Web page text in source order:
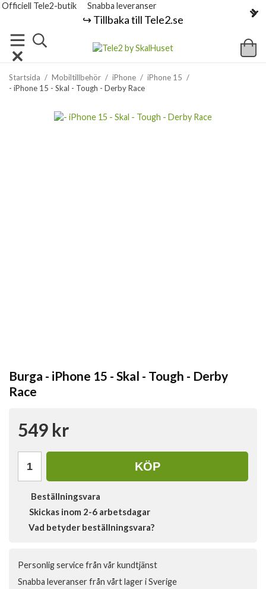
Officiell Tele2-butik Snabba leveranser
↪️ Tillbaka till Tele2.se
Startsida / Mobiltillbehör / iPhone / iPhone 15 /
- iPhone 15 - Skal - Tough - Derby Race
Burga - iPhone 15 - Skal - Tough - Derby
Race
549 kr
KÖP
Beställningsvara
Skickas inom 2-6 arbetsdagar
Vad betyder beställningsvara?
Personlig service från vår kundtjänst
Snabba leveranser från vårt lager i Sverige